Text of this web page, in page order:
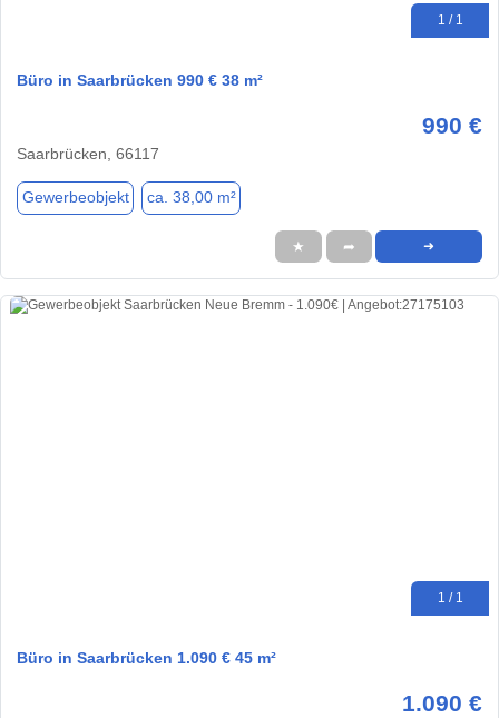
1 / 1
Büro in Saarbrücken 990 € 38 m²
990 €
Saarbrücken, 66117
Gewerbeobjekt ca. 38,00 m²
★ ➦ ➜
1 / 1
Büro in Saarbrücken 1.090 € 45 m²
1.090 €